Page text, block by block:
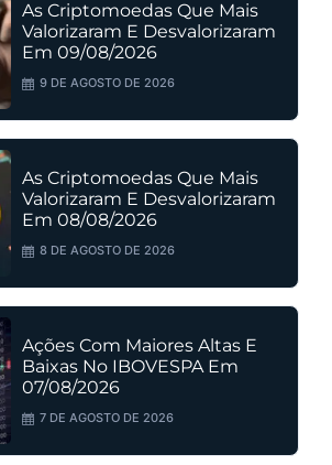
As Criptomoedas Que Mais
Valorizaram E Desvalorizaram
Em 09/08/2026
9 DE AGOSTO DE 2026
As Criptomoedas Que Mais
Valorizaram E Desvalorizaram
Em 08/08/2026
8 DE AGOSTO DE 2026
Ações Com Maiores Altas E
Baixas No IBOVESPA Em
07/08/2026
7 DE AGOSTO DE 2026